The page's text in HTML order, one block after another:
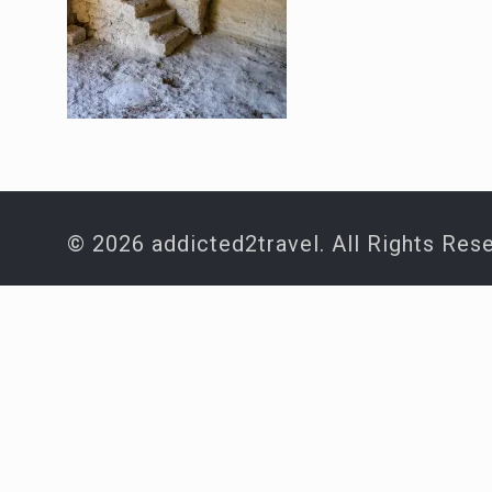
© 2026 addicted2travel. All Rights